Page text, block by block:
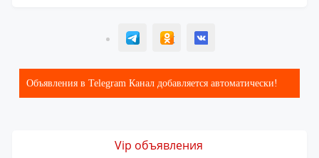
T ОК ВК
Объявления в Telegram Канал добавляется автоматически!
Vip объявления